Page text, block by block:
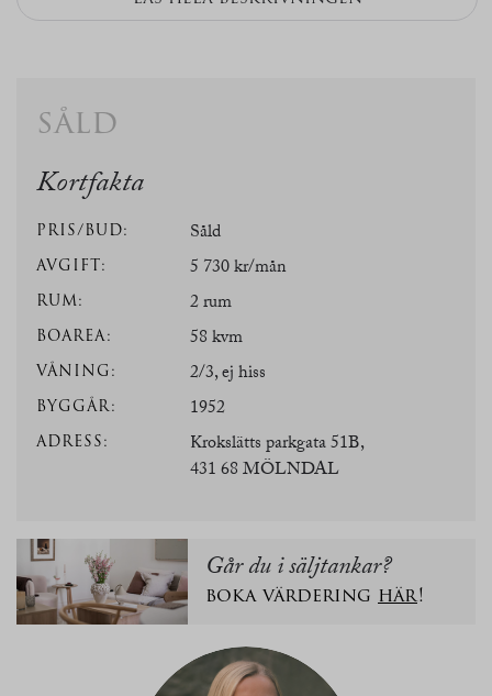
såld
Kortfakta
PRIS/BUD: Såld
AVGIFT: 5 730 kr/mån
RUM: 2 rum
BOAREA: 58 kvm
VÅNING: 2/3, ej hiss
BYGGÅR: 1952
ADRESS:
Krokslätts parkgata 51B,
431 68 MÖLNDAL
Går du i säljtankar?
boka värdering här!